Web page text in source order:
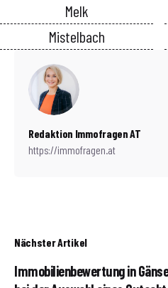
Melk
Mistelbach
Redaktion Immofragen AT
https://immofragen.at
Nächster Artikel
Immobilienbewertung in